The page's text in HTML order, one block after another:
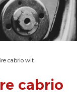
cabrio wit
cabrio